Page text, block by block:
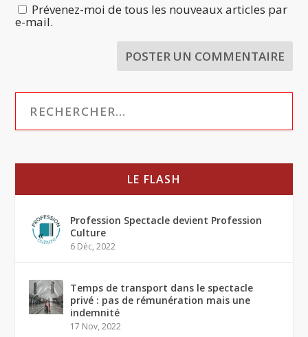
Prévenez-moi de tous les nouveaux articles par
e-mail.
LE FLASH
Profession Spectacle devient Profession
Culture
6 Déc, 2022
Temps de transport dans le spectacle
privé : pas de rémunération mais une
indemnité
17 Nov, 2022